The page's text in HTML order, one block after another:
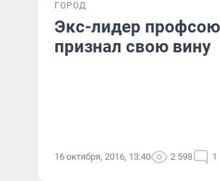
ГОРОД
Экс-лидер
признал свою вину
16 октября, 2016, 13:40 2 598 1